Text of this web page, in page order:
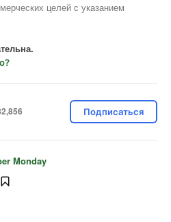
целей с указанием
Подписаться
Monday